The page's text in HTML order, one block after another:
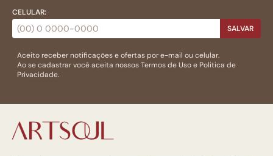
CELULAR:
SALVAR
Aceito receber notificações e ofertas por e-mail ou celular.
Ao se cadastrar você aceita nossosTermos de Usoe Politica de
Privacidade.